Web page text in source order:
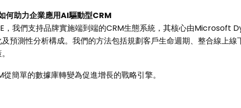
何助力企業應用AI驅動型CRM
，我們支持品牌實施端到端的CRM生態系統，其核心由
預測性分析構成。我們的方法包括規劃客戶生命週期、整合線上
從簡單的數據庫轉變為促進增長的戰略引擎。